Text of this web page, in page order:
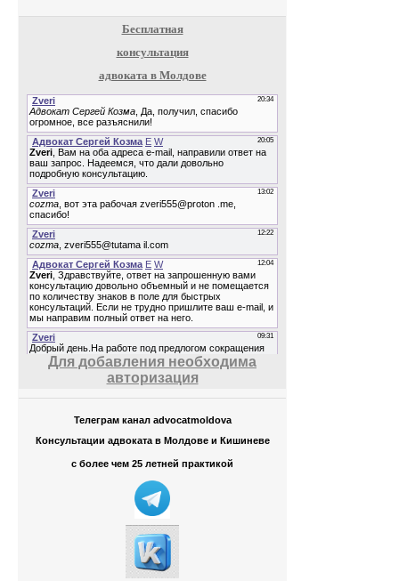
Бесплатная
консультация
адвоката в Молдове
Для добавления необходима
авторизация
Телеграм канал advocatmoldova
Консультации адвоката в Молдове и Кишиневе
с более чем 25 летней практикой